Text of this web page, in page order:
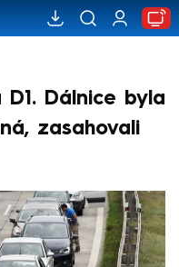
Dálnice byla
zasahovali